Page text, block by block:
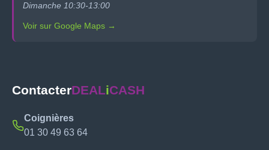
Dimanche 10:30-13:00
Voir sur Google Maps →
ContacterDEALiCASH
Coignières
01 30 49 63 64